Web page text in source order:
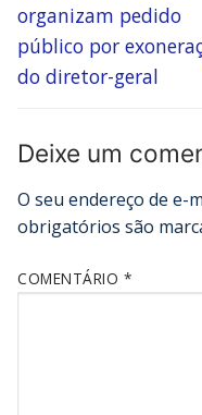
organizam pedido
público por
do diretor-geral
Deixe um
O seu endereço de e-
obrigatórios são
COMENTÁRIO *